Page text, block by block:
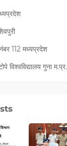
112 मध्‍यप्रदेश
विश्वविद्यालय गुना म.प्र.